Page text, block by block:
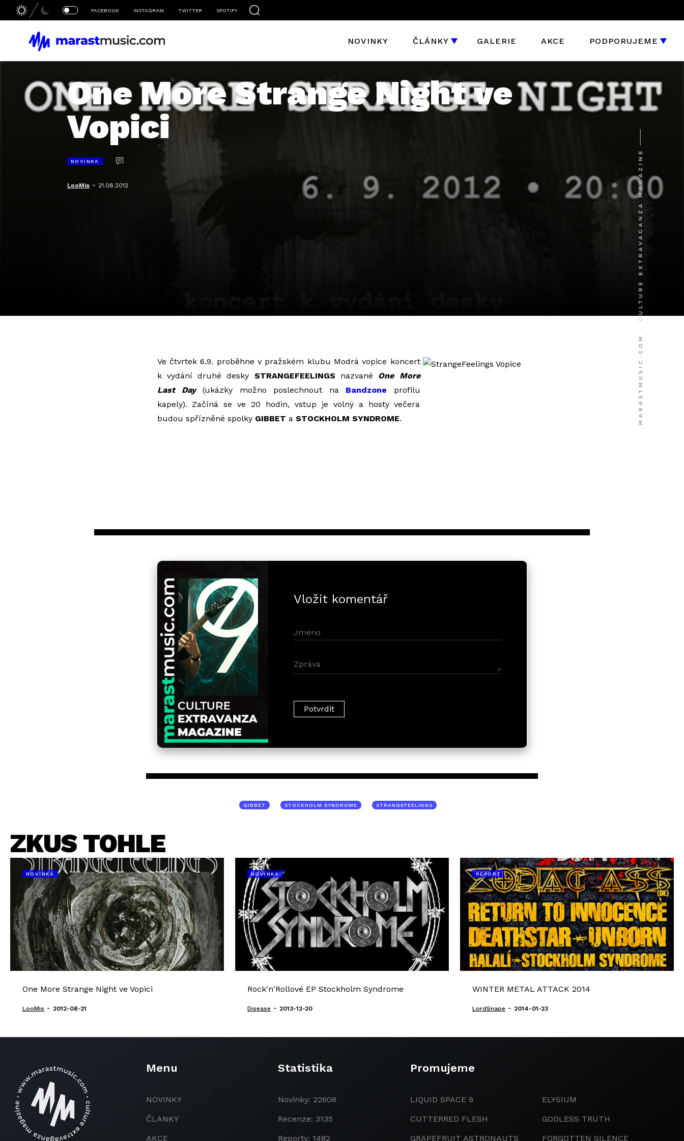
FACEBOOK INSTAGRAM TWITTER SPOTIFY
NOVINKY ČLÁNKY GALERIE AKCE PODPORUJEME
One More Strange Night ve
Vopici
NOVINKA
LooMis - 21.08.2012
Ve čtvrtek 6.9. proběhne v pražském klubu Modrá vopice koncert
k vydání druhé desky STRANGEFEELINGS nazvané One More
Last Day(ukázky možno poslechnout na Bandzone profilu
kapely). Začíná se ve 20 hodin, vstup je volný a hosty večera
budou spřízněné spolky GIBBET a STOCKHOLM SYNDROME.
Vložit komentář
GIBBET STOCKHOLM SYNDROME STRANGEFEELINGS
ZKUS TOHLE
NOVINKA
One More Strange Night ve Vopici
LooMis - 2012-08-21
NOVINKA
Rock'n'Rollové EP Stockholm Syndrome
Disease - 2013-12-20
REPORT
WINTER METAL ATTACK 2014
LordSnape - 2014-01-23
Menu
NOVINKY
ČLANKY
AKCE
Statistika
Novinky: 22608
Recenze: 3135
Reporty: 1482
Promujeme
LIQUID SPACE 9
CUTTERRED FLESH
GRAPEFRUIT ASTRONAUTS
ELYSIUM
GODLESS TRUTH
FORGOTTEN SILENCE